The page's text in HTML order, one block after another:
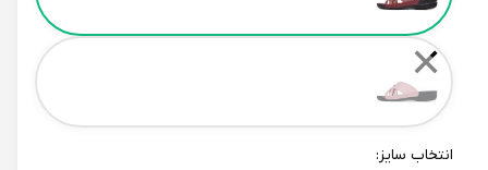
✕
انتخاب سایز: